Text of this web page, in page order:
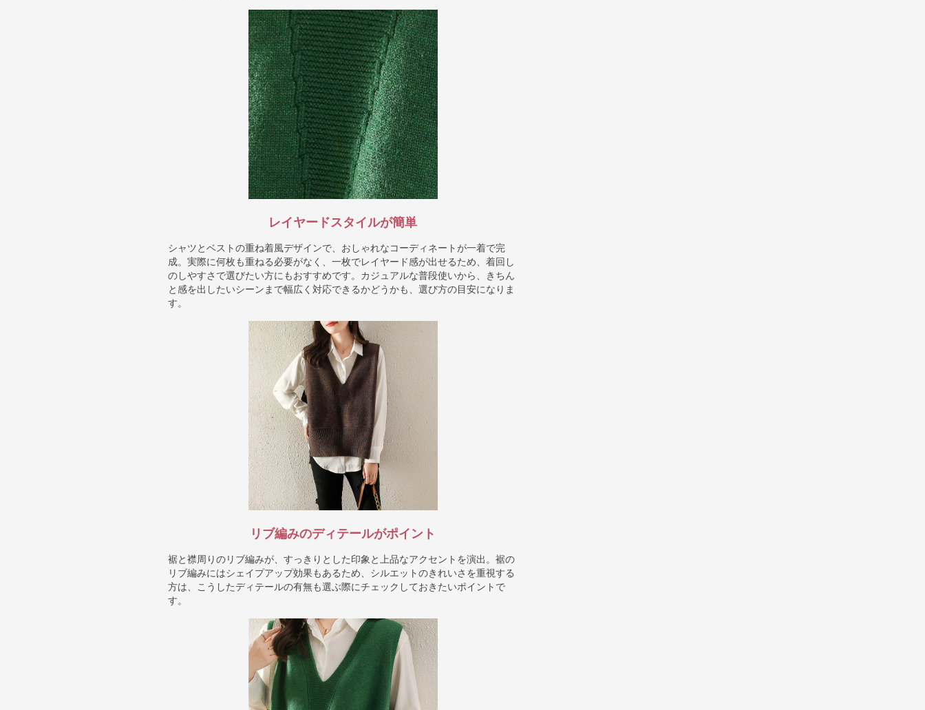
レイヤードスタイルが簡単
シャツとベストの重ね着風デザインで、おしゃれなコーディネートが一着で完
成。実際に何枚も重ねる必要がなく、一枚でレイヤード感が出せるため、着回し
のしやすさで選びたい方にもおすすめです。カジュアルな普段使いから、きちん
と感を出したいシーンまで幅広く対応できるかどうかも、選び方の目安になりま
す。
リブ編みのディテールがポイント
裾と襟周りのリブ編みが、すっきりとした印象と上品なアクセントを演出。裾の
リブ編みにはシェイプアップ効果もあるため、シルエットのきれいさを重視する
方は、こうしたディテールの有無も選ぶ際にチェックしておきたいポイントで
す。